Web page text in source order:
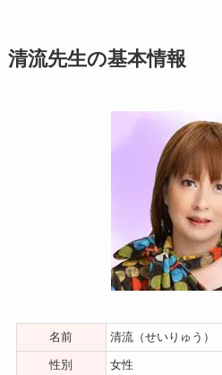
清流先生の基本情報
名前 清流（せいりゅう）
性別 女性